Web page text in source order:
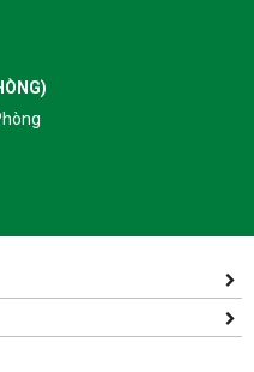
Châu, Hưng Yên(Gần
cách 300m)